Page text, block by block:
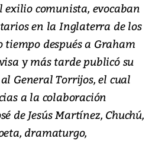
exilio comunista, evocaban
en la Inglaterra de los
tiempo después a Graham
y más tarde publicó su
General Torrijos, el cual
a la colaboración
de Jesús Martínez, Chuchú,
dramaturgo,